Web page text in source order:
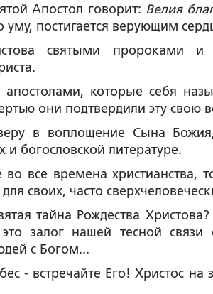
Апостол говорит: Велия
постигается верующим
святыми пророками и
апостолами, которые себя
они подтвердили эту свою
в воплощение Сына
и богословской литературе.
все времена христианства,
своих, часто
тайна Рождества
залог нашей тесной
с Богом...
- встречайте Его! Христос на